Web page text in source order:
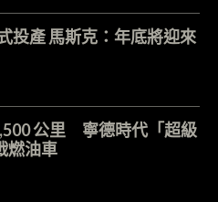
投產 馬斯克：年底將迎來
公里 寧德時代「超級
燃油車